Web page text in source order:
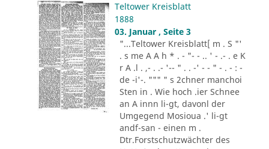
Teltower Kreisblatt
1888
03. Januar , Seite 3
"...Teltower Kreisblatt[ m . S "'
. s me A A h * . - "- - .. ' - .- . e K
r A .l . ,- . .- '-- " . . -' - - " - . - : -
de -i'-. """ " s 2chner manchoi
Sten in . Wie hoch .ier Schnee
an A innn li-gt, davonl der
Umgegend Mosioua .' li-gt
andf-san - einen m .
Dtr.Forstschutzwächter des